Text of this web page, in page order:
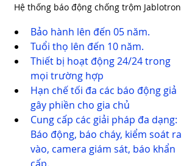
Hệ thống báo động chống trộm Jablotron
Bảo hành lên đến 05 năm.
Tuổi thọ lên đến 10 năm.
Thiết bị hoạt động 24/24 trong
mọi trường hợp
Hạn chế tối đa các báo động giả
gây phiền cho gia chủ
Cung cấp các giải pháp đa dạng:
Báo động, báo cháy, kiểm soát ra
vào, camera giám sát, báo khẩn
cấp.